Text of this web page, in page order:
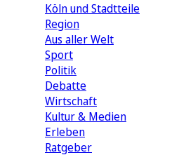
Köln und Stadtteile
Region
Aus aller Welt
Sport
Politik
Debatte
Wirtschaft
Kultur & Medien
Erleben
Ratgeber